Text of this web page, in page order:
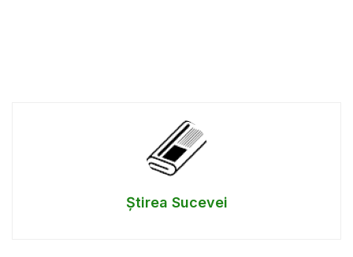
Știrea Sucevei